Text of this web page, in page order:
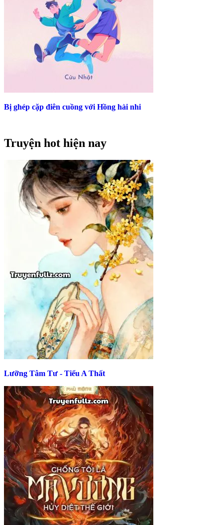
Bị ghép cặp điên cuồng với Hồng hài nhi
Truyện hot hiện nay
Lưỡng Tâm Tư - Tiểu A Thất